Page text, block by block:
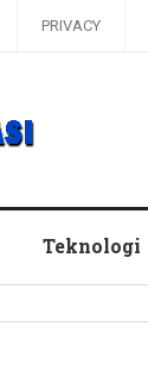
PRIVACY
Teknologi